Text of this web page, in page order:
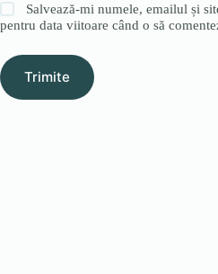
Salvează-mi numele, emailul și
pentru data viitoare când o să
Trimite